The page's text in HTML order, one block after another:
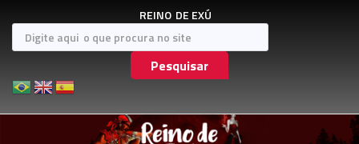
REINO DE EXÚ
Pesquisar